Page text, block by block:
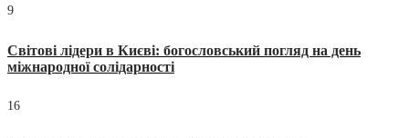
9
Світові лідери в Києві: богословський погляд на день
міжнародної солідарності
16